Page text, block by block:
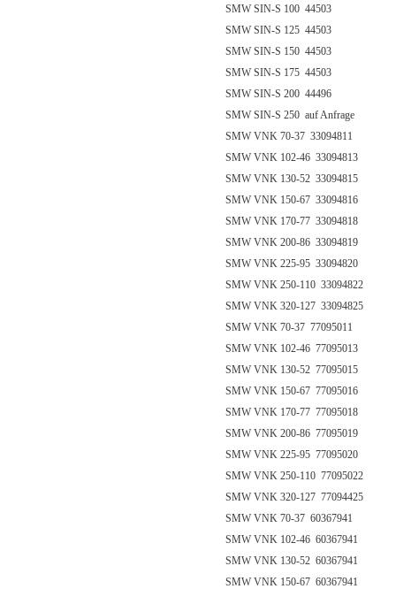
SMW SIN-S 100 44503
SMW SIN-S 125 44503
SMW SIN-S 150 44503
SMW SIN-S 175 44503
SMW SIN-S 200 44496
SMW SIN-S 250 auf Anfrage
SMW VNK 70-37 33094811
SMW VNK 102-46 33094813
SMW VNK 130-52 33094815
SMW VNK 150-67 33094816
SMW VNK 170-77 33094818
SMW VNK 200-86 33094819
SMW VNK 225-95 33094820
SMW VNK 250-110 33094822
SMW VNK 320-127 33094825
SMW VNK 70-37 77095011
SMW VNK 102-46 77095013
SMW VNK 130-52 77095015
SMW VNK 150-67 77095016
SMW VNK 170-77 77095018
SMW VNK 200-86 77095019
SMW VNK 225-95 77095020
SMW VNK 250-110 77095022
SMW VNK 320-127 77094425
SMW VNK 70-37 60367941
SMW VNK 102-46 60367941
SMW VNK 130-52 60367941
SMW VNK 150-67 60367941